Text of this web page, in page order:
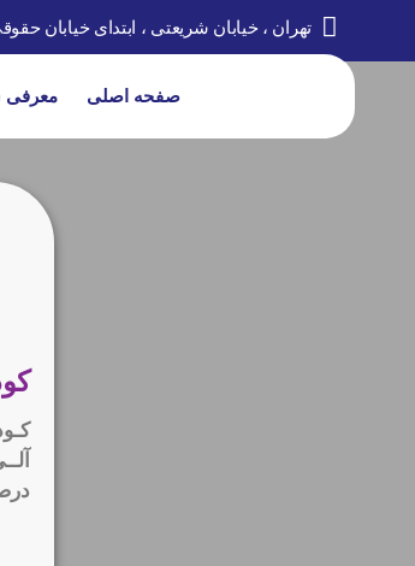
تهران ، خیابان شریعتی ، ابتدای خیابان حقوقی ،
صفحه اصلی
درصـد فسـفر و